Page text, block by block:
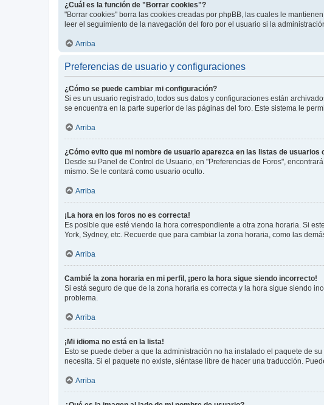
¿Cuál es la función de "Borrar cookies"?
"Borrar cookies" borra las cookies creadas por phpBB, las cuales le
leer el seguimiento de la navegación del foro por el usuario si la
Arriba
Preferencias de usuario y configuraciones
¿Cómo se puede cambiar mi configuración?
Si es un usuario registrado, todos sus datos y configuraciones están
se encuentra en la parte superior de las páginas del foro. Este sistema le
Arriba
¿Cómo evito que mi nombre de usuario aparezca en las listas de usuarios
Desde su Panel de Control de Usuario, en "Preferencias de Foros",
mismo. Se le contará como usuario oculto.
Arriba
¡La hora en los foros no es correcta!
Es posible que esté viendo la hora correspondiente a otra zona horaria. Si
York, Sydney, etc. Recuerde que para cambiar la zona horaria, como las
Arriba
Cambié la zona horaria en mi perfil, ¡pero la hora sigue siendo incorrecto!
Si está seguro de que de la zona horaria es correcta y la hora sigue siendo
problema.
Arriba
¡Mi idioma no está en la lista!
Esto se puede deber a que la administración no ha instalado el paquete de
necesita. Si el paquete no existe, siéntase libre de hacer una traducción.
Arriba